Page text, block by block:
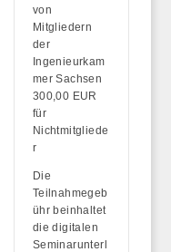
von
Mitgliedern
der
Ingenieurkam
mer Sachsen
300,00 EUR
für
Nichtmitgliede
r
Die
Teilnahmegeb
ühr beinhaltet
diedigitalen
Seminarunterl